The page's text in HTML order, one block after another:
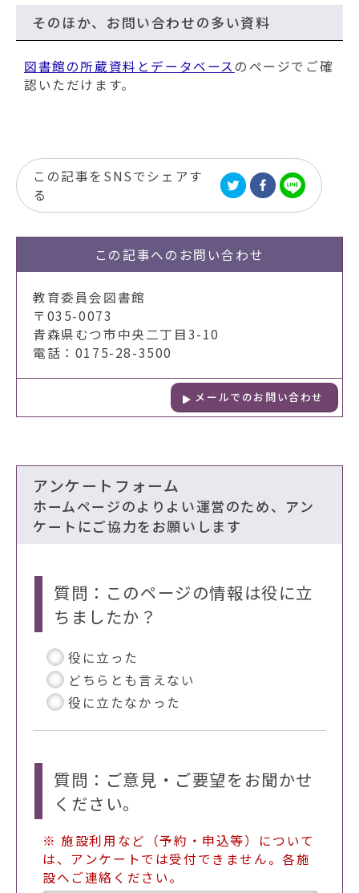
そのほか、お問い合わせの多い資料
図書館の所蔵資料とデータベース のページでご確
認いただけます。
この記事をSNSでシェアす
る
この記事への お問い合わせ
教育委員会図書館
〒035-0073
青森県むつ市中央二丁目3-10
電話：0175-28-3500
メールでのお問い合わせ
アンケートフォーム
ホームページのよりよい運営のため、アン
ケートにご協力をお願いします
質問：このページの情報は役に立
ちましたか？
役に立った
どちらとも言えない
役に立たなかった
質問：ご意見・ご要望をお聞かせ
ください。
※ 施設利用など（予約・申込等）について
は、アンケートでは受付できません。各施
設へご連絡ください。